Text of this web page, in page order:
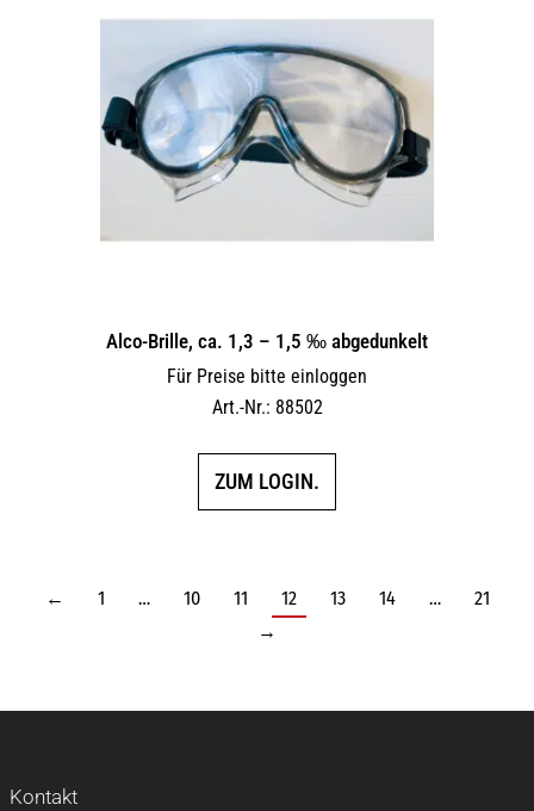
Alco-Brille, ca. 1,3 – 1,5 ‰ abgedunkelt
Für Preise bitte einloggen
Art.-Nr.: 88502
ZUM LOGIN.
← 1 … 10 11 12 13 14 …
21
→
Kontakt